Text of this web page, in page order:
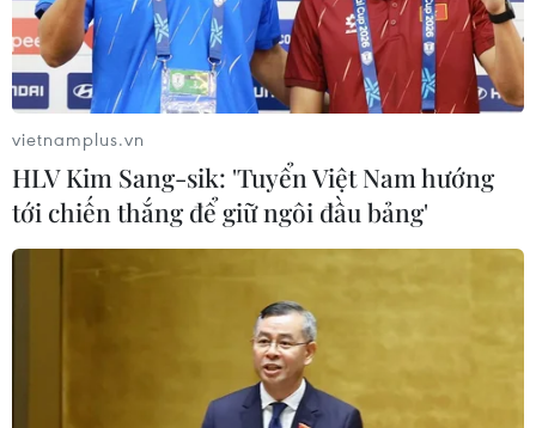
vietnamplus.vn
HLV Kim Sang-sik: 'Tuyển Việt Nam hướng
tới chiến thắng để giữ ngôi đầu bảng'